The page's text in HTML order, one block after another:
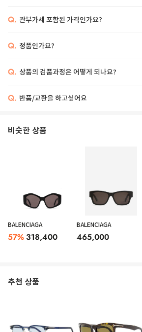
Q. 관부가세 포함된 가격인가요?
Q. 정품인가요?
Q. 상품의 검품과정은 어떻게 되나요?
Q. 반품/교환을 하고싶어요
비슷한 상품
BALENCIAGA
57% 318,400
BALENCIAGA
465,000
추천 상품